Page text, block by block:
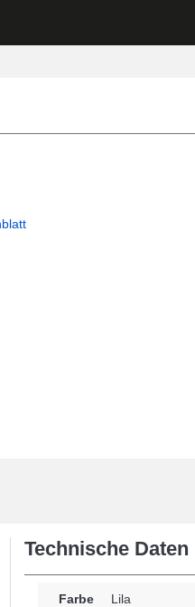
Technische Daten
Farbe Lila